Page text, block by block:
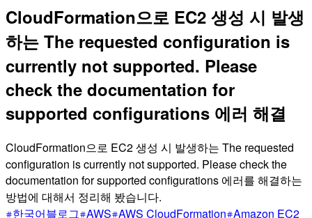
CloudFormation으로 EC2 생성 시 발생
하는 The requested configuration is
currently not supported. Please
check the documentation for
supported configurations 에러 해결
CloudFormation으로 EC2 생성 시 발생하는 The requested
configuration is currently not supported. Please check the
documentation for supported configurations 에러를 해결하는
방법에 대해서 정리해 봤습니다.
한국어블로그 AWS AWS CloudFormation Amazon EC2